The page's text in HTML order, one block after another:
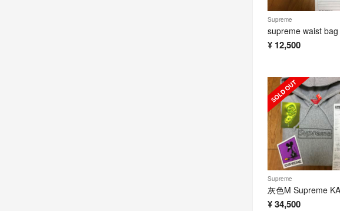
Supreme
¥ 12,500
Supreme
¥34,500